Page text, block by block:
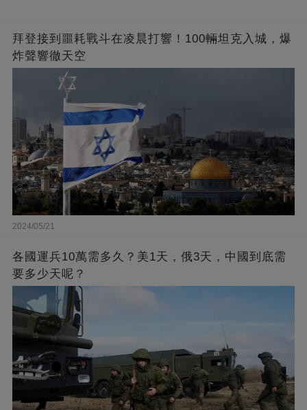
拜登接到噩耗戰斗在凌晨打響！100輛坦克入城，爆
炸聲響徹天空
2024/05/21
各國運兵10萬需多久？美1天，俄3天，中國到底需
要多少天呢？